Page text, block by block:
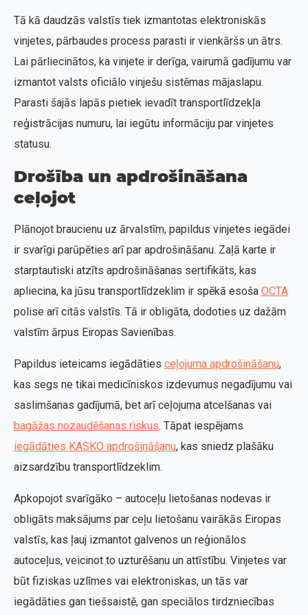
Tā kā daudzās valstīs tiek izmantotas elektroniskās
vinjetes, pārbaudes process parasti ir vienkāršs un ātrs.
Lai pārliecinātos, ka vinjete ir derīga, vairumā gadījumu var
izmantot valsts oficiālo vinješu sistēmas mājaslapu.
Parasti šajās lapās pietiek ievadīt transportlīdzekļa
reģistrācijas numuru, lai iegūtu informāciju par vinjetes
statusu.
Drošība un apdrošināšana
ceļojot
Plānojot braucienu uz ārvalstīm, papildus vinjetes iegādei
ir svarīgi parūpēties arī par apdrošināšanu. Zaļā karte ir
starptautiski atzīts apdrošināšanas sertifikāts, kas
apliecina, ka jūsu transportlīdzeklim ir spēkā esoša OCTA
polise arī citās valstīs. Tā ir obligāta, dodoties uz dažām
valstīm ārpus Eiropas Savienības.
Papildus ieteicams iegādāties ceļojuma apdrošināšanu,
kas segs ne tikai medicīniskos izdevumus negadījumu vai
saslimšanas gadījumā, bet arī ceļojuma atcelšanas vai
bagāžas nozaudēšanas riskus. Tāpat iespējams
iegādāties KASKO apdrošināšanu, kas sniedz plašāku
aizsardzību transportlīdzeklim.
Apkopojot svarīgāko – autoceļu lietošanas nodevas ir
obligāts maksājums par ceļu lietošanu vairākās Eiropas
valstīs, kas ļauj izmantot galvenos un reģionālos
autoceļus, veicinot to uzturēšanu un attīstību. Vinjetes var
būt fiziskas uzlīmes vai elektroniskas, un tās var
iegādāties gan tiešsaistē, gan speciālos tirdzniecības